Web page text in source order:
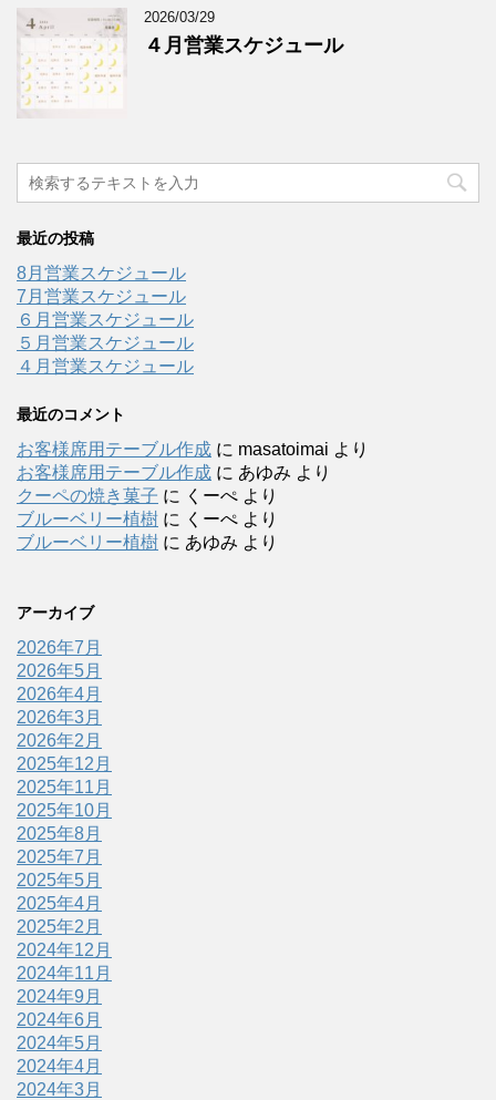
2026/03/29
４月営業スケジュール
最近の投稿
8月営業スケジュール
7月営業スケジュール
６月営業スケジュール
５月営業スケジュール
４月営業スケジュール
最近のコメント
お客様席用テーブル作成 に masatoimai より
お客様席用テーブル作成 に あゆみ より
クーペの焼き菓子 に くーぺ より
ブルーベリー植樹 に くーぺ より
ブルーベリー植樹 に あゆみ より
アーカイブ
2026年7月
2026年5月
2026年4月
2026年3月
2026年2月
2025年12月
2025年11月
2025年10月
2025年8月
2025年7月
2025年5月
2025年4月
2025年2月
2024年12月
2024年11月
2024年9月
2024年6月
2024年5月
2024年4月
2024年3月